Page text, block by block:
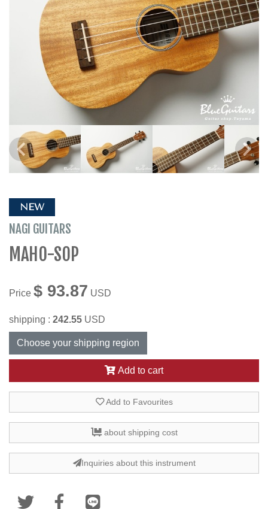
NEW
NAGI GUITARS
MAHO-SOP
Price $ 93.87 USD
shipping : 242.55 USD
Choose your shipping region
Add to cart
Add to Favourites
about shipping cost
Inquiries about this instrument